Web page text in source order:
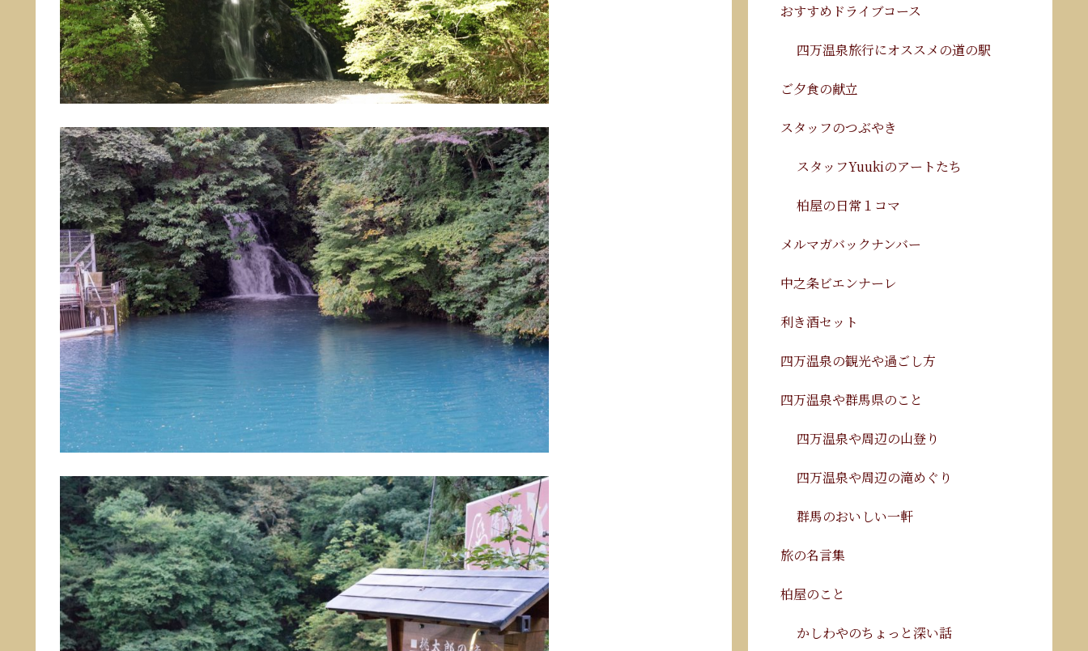
おすすめドライブコース
四万温泉旅行にオススメの道の駅
ご夕食の献立
スタッフのつぶやき
スタッフYuukiのアートたち
柏屋の日常１コマ
メルマガバックナンバー
中之条ビエンナーレ
利き酒セット
四万温泉の観光や過ごし方
四万温泉や群馬県のこと
四万温泉や周辺の山登り
四万温泉や周辺の滝めぐり
群馬のおいしい一軒
旅の名言集
柏屋のこと
かしわやのちょっと深い話